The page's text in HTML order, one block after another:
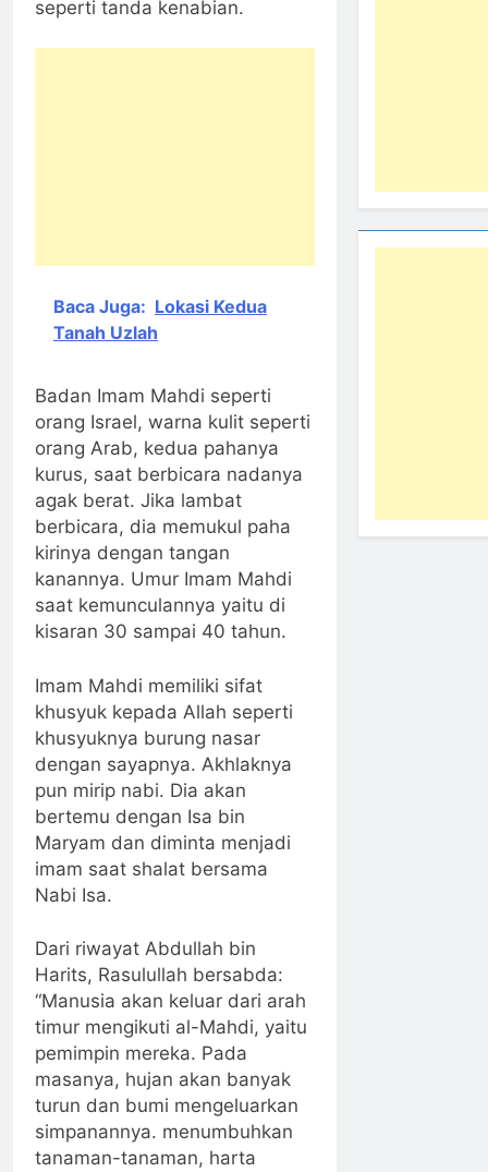
seperti tanda kenabian.
Baca Juga: Lokasi Kedua
Tanah Uzlah
Badan Imam Mahdi seperti
orang Israel, warna kulit seperti
orang Arab, kedua pahanya
kurus, saat berbicara nadanya
agak berat. Jika lambat
berbicara, dia memukul paha
kirinya dengan tangan
kanannya. Umur Imam Mahdi
saat kemunculannya yaitu di
kisaran 30 sampai 40 tahun.
Imam Mahdi memiliki sifat
khusyuk kepada Allah seperti
khusyuknya burung nasar
dengan sayapnya. Akhlaknya
pun mirip nabi. Dia akan
bertemu dengan Isa bin
Maryam dan diminta menjadi
imam saat shalat bersama
Nabi Isa.
Dari riwayat Abdullah bin
Harits, Rasulullah bersabda:
“Manusia akan keluar dari arah
timur mengikuti al-Mahdi, yaitu
pemimpin mereka. Pada
masanya, hujan akan banyak
turun dan bumi mengeluarkan
simpanannya. menumbuhkan
tanaman-tanaman, harta